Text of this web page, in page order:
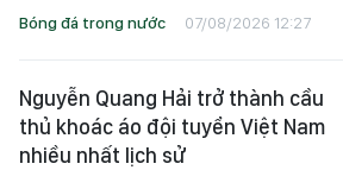
Bóng đá trong nước 07/08/2026 12:27
Nguyễn Quang Hải trở thành cầu
thủ khoác áo đội tuyển Việt Nam
nhiều nhất lịch sử